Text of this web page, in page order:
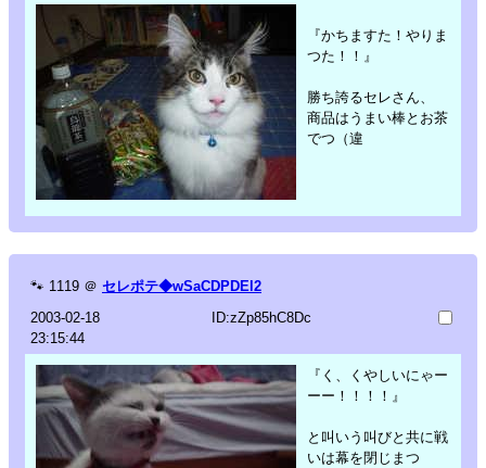
『かちますた！やりま
つた！！』
勝ち誇るセレさん、
商品はうまい棒とお茶
でつ（違
🐾 1119 ＠ セレポテ◆wSaCDPDEl2
2003-02-18
23:15:44
ID:zZp85hC8Dc
『く、くやしいにゃー
ーー！！！！』
と叫いう叫びと共に戦
いは幕を閉じまつ